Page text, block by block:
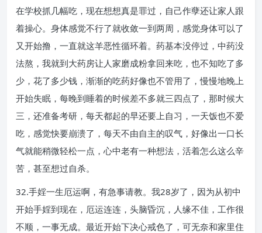
在学校抓几幅吃，现在想想真是罪过，自己作孽还让家人跟
着操心。身体感觉不行了就收敛一到两周，感觉身体可以了
又开始撸，一直就这羊恶性循环着。药基本没停过，中药没
法熬，我就到大药房让人家磨成粉拿回来吃，也不知吃了多
少，花了多少钱，渐渐的吃药好像也不管用了，慢慢地晚上
开始失眠，每晚到睡着的时候差不多就三四点了，那时候大
三，还准备考研，每天都起的早还要上自习，一天饭也不爱
吃，感觉快要崩溃了，每天不由自主的叹气，好像出一口长
气就能稍微轻松一点，心中老有一种想法，活着怎么这么辛
苦，甚至想过自杀。
32.手婬一生厄运啊，有急事请教。我28岁了，因为从初中
开始手婬到现在，厄运连连，头脑昏沉，人缘不佳，工作很
不顺，一事无成。最近开始下决心戒色了，可无奈和家里住